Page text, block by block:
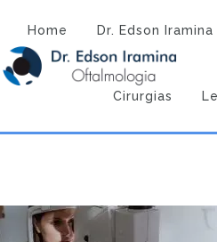
Home Dr. Edson Iramina
Cirurgias
biometria-
Dr. Edson Iramina - Oftalmologia